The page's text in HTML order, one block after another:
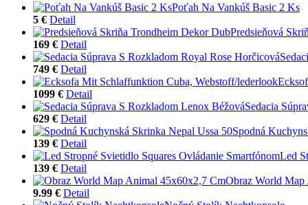
Poťah Na Vankúš Basic 2 Ks
5 € Detail
Predsieňová
169 € Detail
749 € Detail
1099 € Detail
Sedacia
629 € Detail
Spodná
139 € Detail
Led
139 € Detail
Obraz World
9.99 € Detail